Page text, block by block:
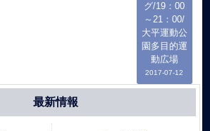
グ/19：00
～21：00/
大平運動公
園多目的運
動広場
2017-07-12
最新情報